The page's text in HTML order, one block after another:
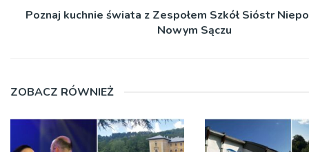
Poznaj kuchnie świata z Zespołem Szkół Sióstr
Nowym Sączu
ZOBACZ RÓWNIEŻ